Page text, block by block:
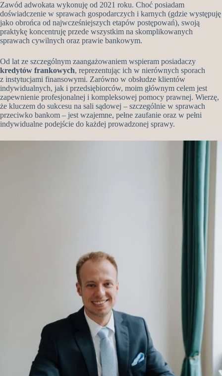
Zawód adwokata wykonuję od 2021 roku. Choć posiadam
doświadczenie w sprawach gospodarczych i karnych (gdzie występuję
jako obrońca od najwcześniejszych etapów postępowań), swoją
praktykę koncentruję przede wszystkim na skomplikowanych
sprawach cywilnych oraz prawie bankowym.
Od lat ze szczególnym zaangażowaniem wspieram posiadaczy
kredytów frankowych, reprezentując ich w nierównych sporach
z instytucjami finansowymi. Zarówno w obsłudze klientów
indywidualnych, jak i przedsiębiorców, moim głównym celem jest
zapewnienie profesjonalnej i kompleksowej pomocy prawnej. Wierzę,
że kluczem do sukcesu na sali sądowej – szczególnie w sprawach
przeciwko bankom – jest wzajemne, pełne zaufanie oraz w pełni
indywidualne podejście do każdej prowadzonej sprawy.